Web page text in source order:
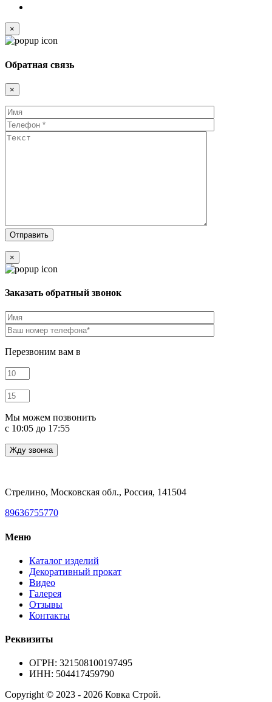
×
Обратная связь
×
×
Заказать обратный звонок
Перезвоним вам в
Мы можем позвонить
c 10:05 до 17:55
Стрелино, Московская обл., Россия, 141504
89636755770
Меню
Каталог изделий
Декоративный прокат
Видео
Галерея
Отзывы
Контакты
Реквизиты
ОГРН: 321508100197495
ИНН: 504417459790
Copyright © 2023 - 2026 Ковка Строй.